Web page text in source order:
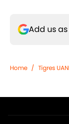
Add us
Home / Tigres